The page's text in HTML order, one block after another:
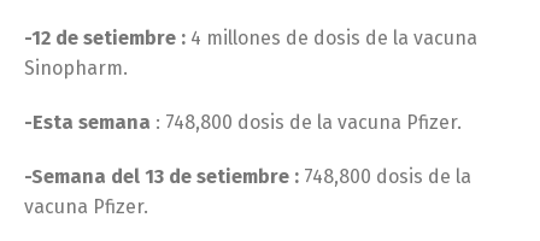
-12 de setiembre : 4 millones de dosis de la vacuna
Sinopharm.
-Esta semana : 748,800 dosis de la vacuna Pfizer.
-Semana del 13 de setiembre : 748,800 dosis de la
vacuna Pfizer.